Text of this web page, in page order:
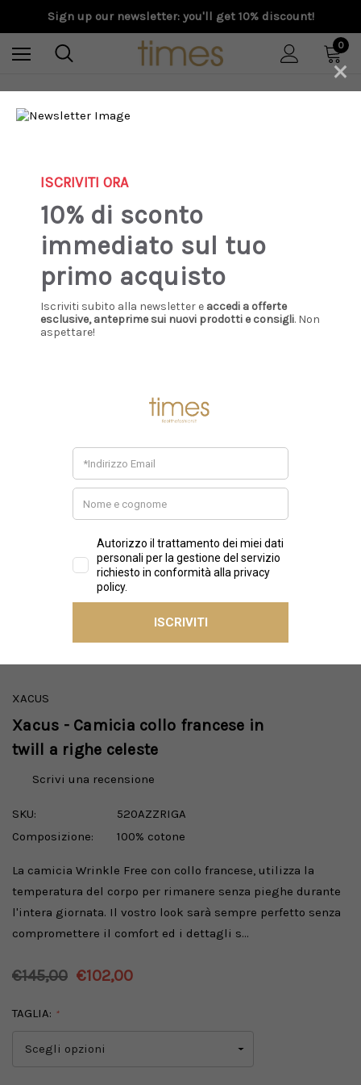
Sign up our newsletter: you'll get 10% discount!
0
Xacus - Camicia collo francese in twill a righe celeste
XACUS
Xacus - Camicia collo francese in
twill a righe celeste
Scrivi una recensione
SKU:
520AZZRIGA
Composizione:
100% cotone
La camicia Wrinkle Free con collo francese, utilizza la
temperatura del corpo per rimanere senza pieghe durante
l'intera giornata. Il vostro look sarà sempre perfetto senza
compromettere il comfort ed i dettagli s…
€145,00 €102,00
TAGLIA: *
×
ISCRIVITI ORA
10% di sconto
immediato sul tuo
primo acquisto
Iscriviti subito alla newsletter e accedi a offerte
esclusive, anteprime sui nuovi prodotti e consigli. Non
aspettare!